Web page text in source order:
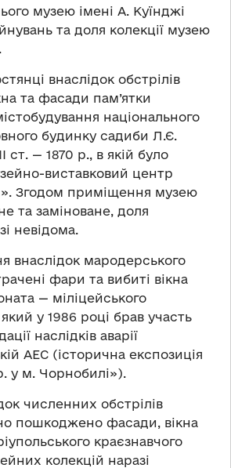
музею імені А. Куїнджі
та доля колекції музею
внаслідок обстрілів
та фасади пам’ятки
національного
будинку садиби Л.Є.
ст. — 1870 р., в якій було
виставковий центр
Згодом приміщення музею
та заміноване, доля
невідома.
внаслідок мародерського
фари та вибиті вікна
— міліцейського
у 1986 році брав участь
наслідків аварії
АЕС (історична експозиція
у м. Чорнобилі»).
численних обстрілів
пошкоджено фасади, вікна
краєзнавчого
колекцій наразі